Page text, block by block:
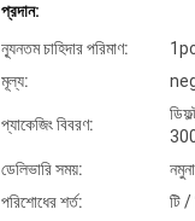
প্রদান:
ন্যূনতম চাহিদার পরিমাণ:
মূল্য:
প্যাকেজিং বিবরণ:
ডেলিভারি সময়:
পরিশোধের শর্ত:
টি /